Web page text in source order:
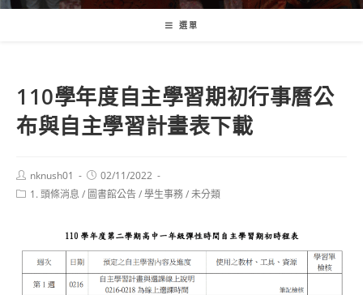
選單
110學年度自主學習期初行事曆公
布與自主學習計畫表下載
Post
author:
nknush01
Post
published:
02/11/2022
Post1. 頭條消息 / 圖書館公告/學生事務/未分類